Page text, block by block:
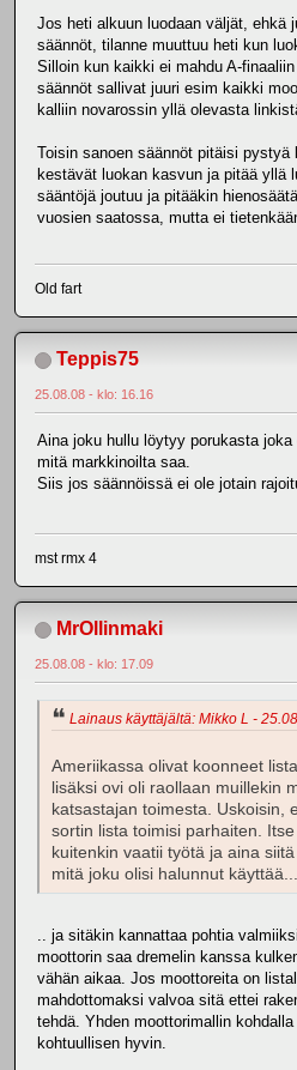
Jos heti alkuun luodaan väljät, ehkä
säännöt, tilanne muuttuu heti kun
Silloin kun kaikki ei mahdu A-
säännöt sallivat juuri esim kaikki
kalliin novarossin yllä olevasta
Toisin sanoen säännöt pitäisi pystyä
kestävät luokan kasvun ja pitää yllä
sääntöjä joutuu ja pitääkin
vuosien saatossa, mutta ei
Old fart
Teppis75
25.08.08 - klo: 16.16
Aina joku hullu löytyy porukasta
mitä markkinoilta saa.
Siis jos säännöissä ei ole jotain
mst rmx 4
MrOllinmaki
25.08.08 - klo: 17.09
Lainaus käyttäjältä: Mikko L -
Ameriikassa olivat koonneet
lisäksi ovi oli raollaan muillekin
katsastajan toimesta. Uskoisin,
sortin lista toimisi parhaiten.
kuitenkin vaatii työtä ja aina
mitä joku olisi halunnut käyttää...
.. ja sitäkin kannattaa pohtia
moottorin saa dremelin kanssa
vähän aikaa. Jos moottoreita on
mahdottomaksi valvoa sitä ettei
tehdä. Yhden moottorimallin
kohtuullisen hyvin.